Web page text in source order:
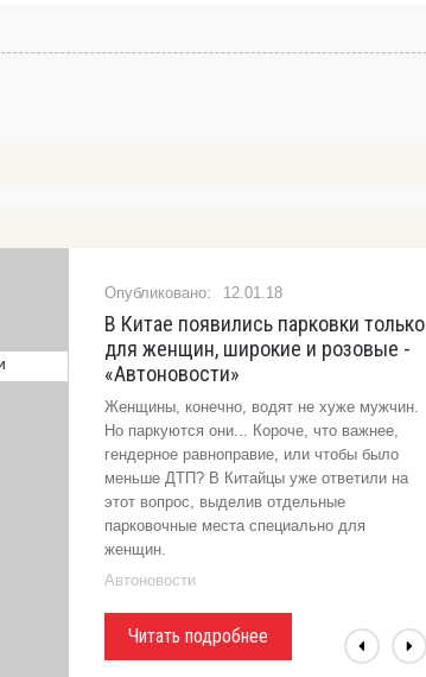
12.01.18
В Китае появились парковки только
для женщин, широкие и розовые -
«Автоновости»
Женщины, конечно, водят не хуже мужчин.
Но паркуются они... Короче, что важнее,
гендерное равноправие, или чтобы было
меньше ДТП? В Китайцы уже ответили на
этот вопрос, выделив отдельные
парковочные места специально для
женщин.
Автоновости
Читать подробнее